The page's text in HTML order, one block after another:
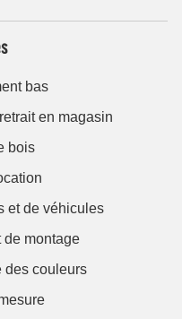
bas
en magasin
bois
et de véhicules
de montage
des couleurs